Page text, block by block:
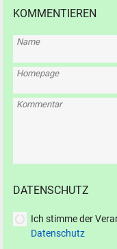
KOMMENTIEREN
Name
Homepage
Kommentar
DATENSCHUTZ
Ich stimme der
Datenschutz